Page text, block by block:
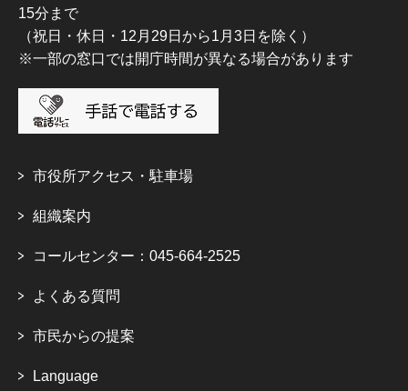
15分まで
（祝日・休日・12月29日から1月3日を除く）
※一部の窓口では開庁時間が異なる場合があります
市役所アクセス・駐車場
組織案内
コールセンター：045-664-2525
よくある質問
市民からの提案
Language